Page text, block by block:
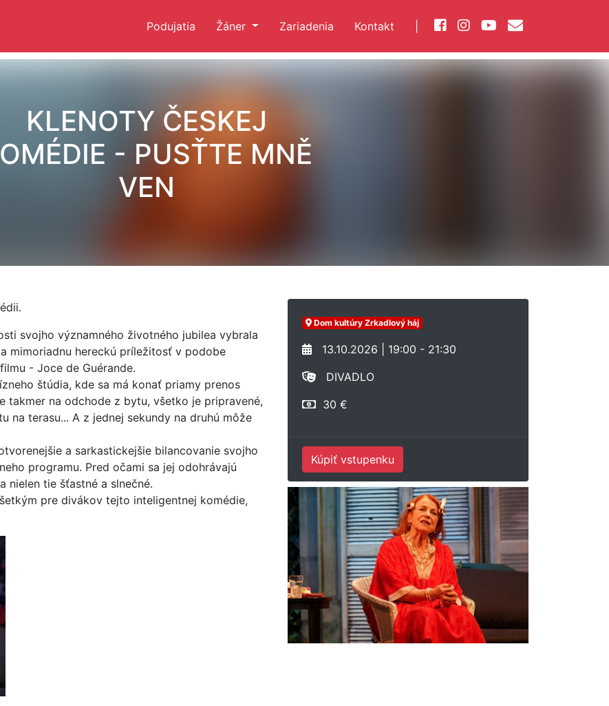
Podujatia Žáner Zariadenia Kontakt
KLENOTY ČESKEJ
- PUSŤTE MNĚ
VEN
svojho významného životného jubilea vybrala
mimoriadnu hereckú príležitosť v podobe
- Joce de Guérande.
štúdia, kde sa má konať priamy prenos
takmer na odchode z bytu, všetko je pripravené,
na terasu... A z jednej sekundy na druhú môže
a sarkastickejšie bilancovanie svojho
programu. Pred očami sa jej odohrávajú
nielen tie šťastné a slnečné.
pre divákov tejto inteligentnej komédie,
Dom kultúry Zrkadlový háj
13.10.2026 | 19:00 - 21:30
DIVADLO
30 €
Kúpiť vstupenku